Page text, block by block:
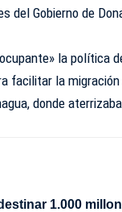
del Gobierno de
la política
facilitar la
donde
1.000